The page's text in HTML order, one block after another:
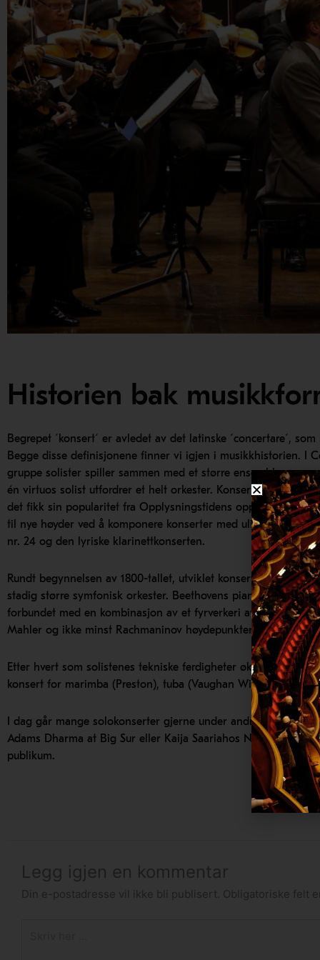
Historien bak
Begrepet ´konsert´ er avledet av det latinske ´concertare´,
Begge disse definisjonene finner vi igjen i musikkhistorien. I
gruppe solister spiller sammen med et større ensemble,
én virtuos solist utfordrer et helt orkester. Konserter ble en
det fikk sin popularitet fra Opplysningstidens opptatthet av
til nye høyder ved å komponere konserter med ulike uttrykk,
nr. 24 og den lyriske klarinettkonserten.
Rundt begynnelsen av 1800-tallet, utviklet konsertene seg til
stadig større symfonisk orkester. Beethovens pianokonserter
forbundet med en kombinasjon av et fyrverkeri av
Mahler og ikke minst Rachmaninov høydepunkter.
Etter hvert som solistenes tekniske ferdigheter økte utover
konsert for marimba (Preston), tuba (Vaughan Williams),
I dag går mange solokonserter gjerne under andre navn, ofte
Adams Dharma at Big Sur eller Kaija Saariahos Notes on
publikum.
Legg igjen en kommentar
Din e-postadresse vil ikke bli publisert. Obligatoriske felt